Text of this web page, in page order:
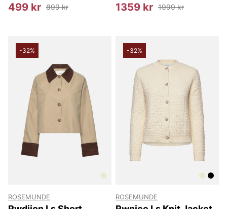
499 kr 899 kr 1359 kr 1999 kr
-32%
ROSEMUNDE
-32%
ROSEMUNDE